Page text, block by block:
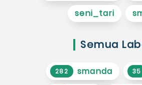
seni_tari
Semua
282 smanda 35